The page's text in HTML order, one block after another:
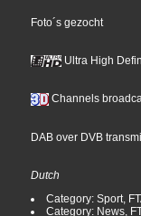
Foto´s gezocht
Ultra High
Channels
DAB over DVB
Dutch
Category: Sport,
Category: News,